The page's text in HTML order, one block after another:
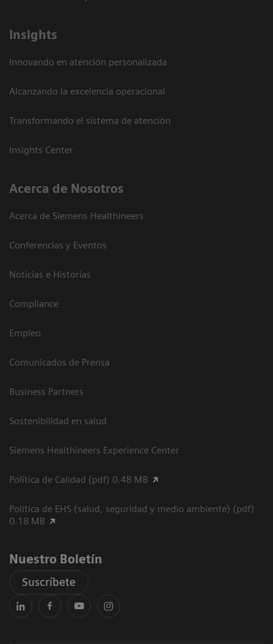
Insights
Innovando en atención personalizada
Alcanzando la excelencia operacional
Transformando el sistema de atención
Insights Center
Acerca de Nosotros
Acerca de Siemens Healthineers
Conferencias y Eventos
Noticias e Historias
Compliance
Empleo
Comunicados de Prensa
Business Partners
Sostenibilidad en salud
Siemens Healthineers Experience Center
Política de Calidad (pdf) 0.48 MB
Política de EHS (salud, seguridad y medio ambiente) (pdf)
0.18 MB
Nuestro Boletín
Suscríbete